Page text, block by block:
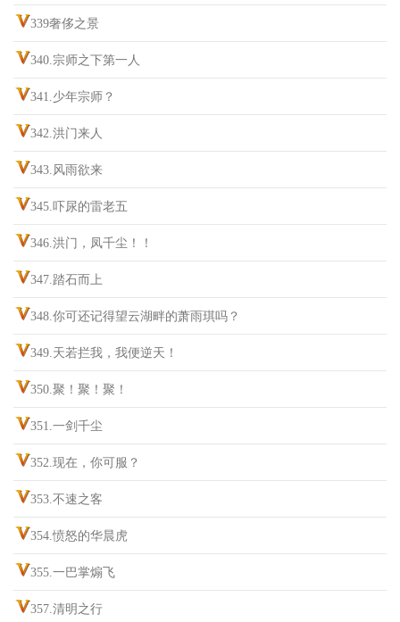
339奢侈之景
340.宗师之下第一人
341.少年宗师？
342.洪门来人
343.风雨欲来
345.吓尿的雷老五
346.洪门，凤千尘！！
347.踏石而上
348.你可还记得望云湖畔的萧雨琪吗？
349.天若拦我，我便逆天！
350.聚！聚！聚！
351.一剑千尘
352.现在，你可服？
353.不速之客
354.愤怒的华晨虎
355.一巴掌煽飞
357.清明之行